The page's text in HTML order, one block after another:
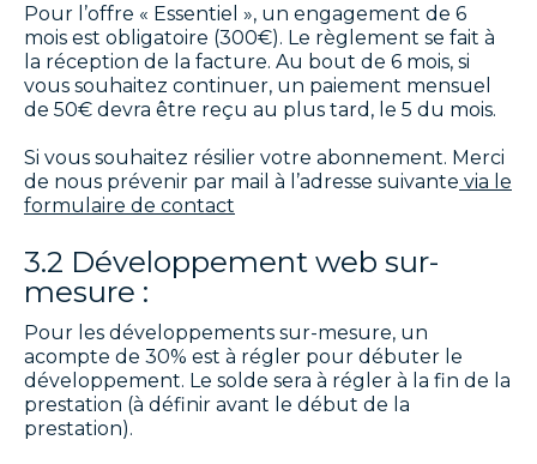
Pour l’offre « Essentiel », un engagement de 6
mois est obligatoire (300€). Le règlement se fait à
la réception de la facture. Au bout de 6 mois, si
vous souhaitez continuer, un paiement mensuel
de 50€ devra être reçu au plus tard, le 5 du mois.
Si vous souhaitez résilier votre abonnement. Merci
de nous prévenir par mail à l’adresse suivante via le
formulaire de contact
3.2 Développement web sur-
mesure :
Pour les développements sur-mesure, un
acompte de 30% est à régler pour débuter le
développement. Le solde sera à régler à la fin de la
prestation (à définir avant le début de la
prestation).